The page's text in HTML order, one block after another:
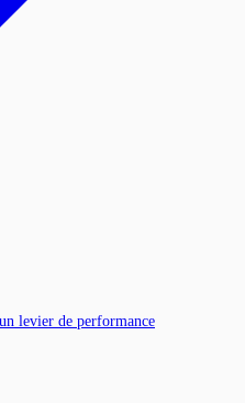
levier de performance